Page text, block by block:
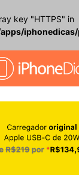
key "HTTPS" in